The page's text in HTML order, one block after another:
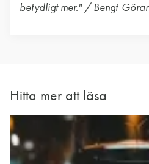
betydligt mer." / Bengt-
Hitta mer att läsa